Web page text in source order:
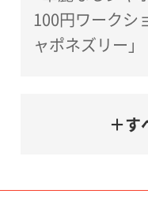
100円ワークシ
ャポネズリー」
＋す